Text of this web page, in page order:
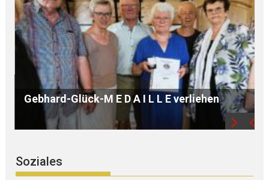
B Ü R G E R S P R E C H S T U N D E mit Ursula
WEGER
Soziales